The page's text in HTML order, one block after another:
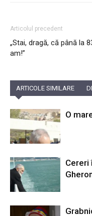
Articolul precedent
„Stai, dragă, că până la
am!”
ARTICOLE SIMILARE
O
Cereri